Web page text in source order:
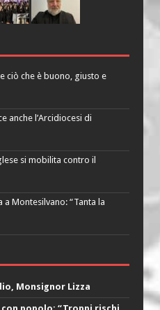
ciò che è buono, giusto e
anche l’Arcidiocesi di
si mobilita contro il
Montesilvano: “Tanta la
Monsignor Lizza